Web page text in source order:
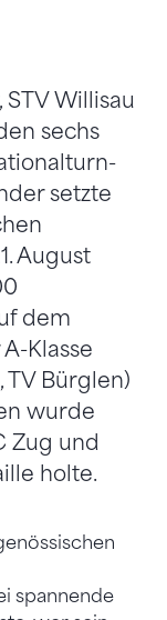
Willisau
sechs
setzte
August
dem
Klasse
TV Bürglen)
wurde
Zug und
holte.
spannende